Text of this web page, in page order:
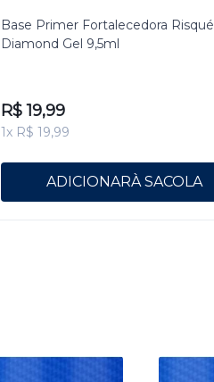
Base Primer Fortalecedora Risqué
Diamond Gel 9,5ml
R$ 19,99
1x R$ 19,99
ADICIONAR